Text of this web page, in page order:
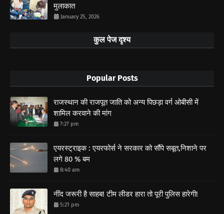
मुलाकात
January 25, 2026
कुल पेज दृश्य
Popular Posts
राजस्थान की राजपूत जाति को अन्य पिछड़ा वर्ग ओबीसी में
शामिल करवाने की मांग
7:27 pm
एयरस्ट्राइक : एयरफोर्स ने सरकार को सौंपे सबूत,निशाने पर
लगे 80 % बम
8:40 am
नींद जरूरी है साहब! टीम लीडर हारा तो पूरी पुलिस हारेगी!
5:21 pm